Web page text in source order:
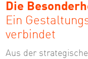
Die
Ein
verbindet
Aus der